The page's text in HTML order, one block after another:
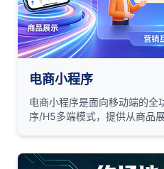
电商小程序
电商小程序是面向移动端的全
序/H5多端模式，提供从商品